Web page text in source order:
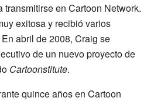
transmitirse en Cartoon Network.
exitosa y recibió varios
abril de 2008, Craig se
de un nuevo proyecto de
Cartoonstitute.
quince años en Cartoon